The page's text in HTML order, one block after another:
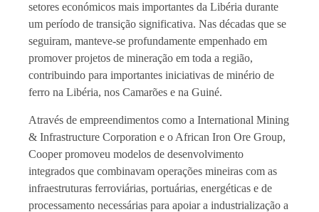
setores económicos mais importantes da Libéria durante
um período de transição significativa. Nas décadas que se
seguiram, manteve-se profundamente empenhado em
promover projetos de mineração em toda a região,
contribuindo para importantes iniciativas de minério de
ferro na Libéria, nos Camarões e na Guiné.
Através de empreendimentos como a International Mining
& Infrastructure Corporation e o African Iron Ore Group,
Cooper promoveu modelos de desenvolvimento
integrados que combinavam operações mineiras com as
infraestruturas ferroviárias, portuárias, energéticas e de
processamento necessárias para apoiar a industrialização a